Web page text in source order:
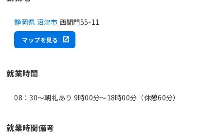
静岡県 沼津市 西間門55-11
マップを見る
就業時間
08：30～朝礼あり 9時00分〜18時00分（休憩60分）
就業時間備考